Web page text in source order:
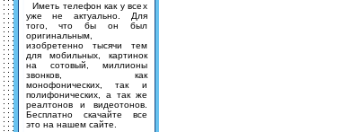
Иметь телефон как у всех
уже не актуально. Для
того, что бы он был
оригинальным,
изобретенно тысячи тем
для мобильных, картинок
на сотовый, миллионы
звонков, как
монофонических, так и
полифонических, а так же
реалтонов и видеотонов.
Бесплатно скачайте все
это на нашем сайте.